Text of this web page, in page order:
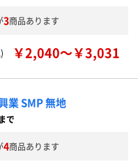
3商品あります
￥2,040～￥3,031
業 SMP 無地
で
4商品あります